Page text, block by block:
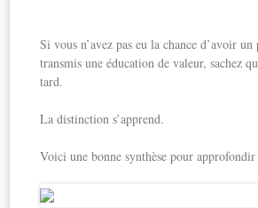
Si vous n’avez pas eu la chance d’avoir
transmis une éducation de valeur, sachez
tard.
La distinction s’apprend.
Voici une bonne synthèse pour approfondir